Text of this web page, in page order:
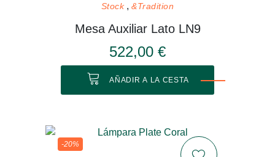
Stock &Tradition
Mesa Auxiliar Lato LN9
522,00 €
AÑADIR A LA CESTA
-20%